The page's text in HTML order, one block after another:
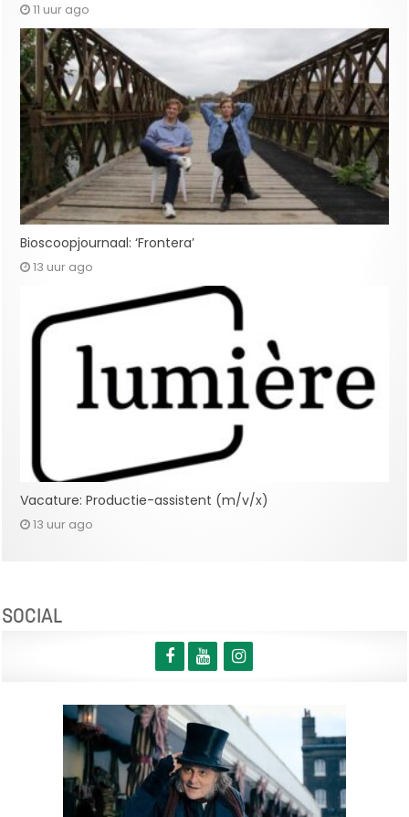
11 uur ago
Bioscoopjournaal: ‘Frontera’
13 uur ago
Vacature: Productie-assistent (m/v/x)
13 uur ago
SOCIAL